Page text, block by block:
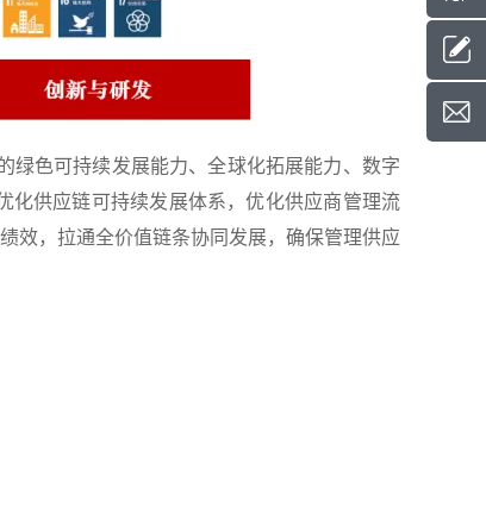
绿色可持续发展能力、全球化拓展能力、数字
化供应链可持续发展体系，优化供应商管理流
效，拉通全价值链条协同发展，确保管理供应